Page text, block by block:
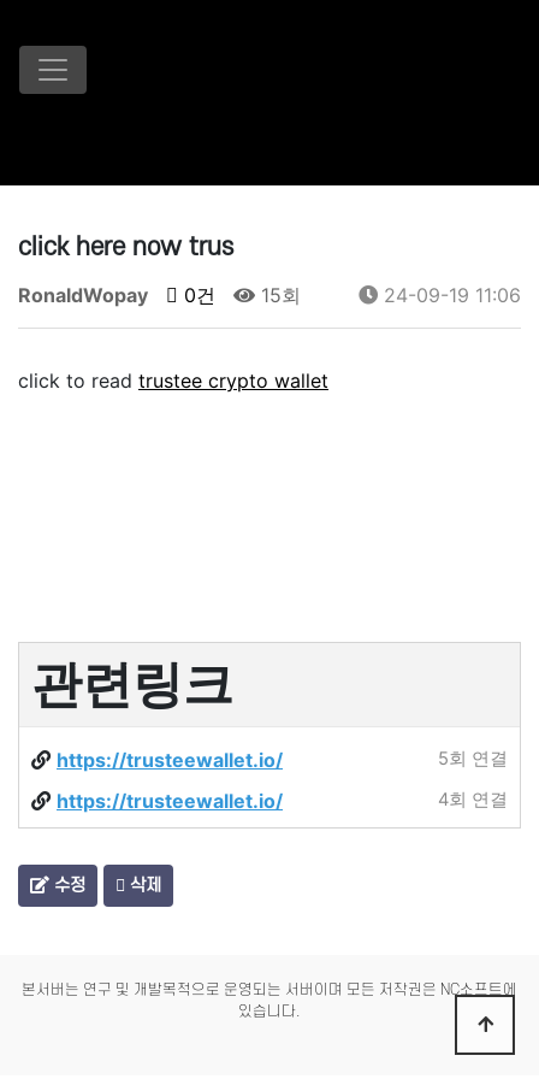
click here now trus
RonaldWopay 0건 15회 24-09-19 11:06
click to read trustee crypto wallet
관련링크
https://trusteewallet.io/ 5회 연결
https://trusteewallet.io/ 4회 연결
수정 삭제
본서버는 연구 및 개발목적으로 운영되는 서버이며 모든 저작권은 NC소프트에
있습니다.